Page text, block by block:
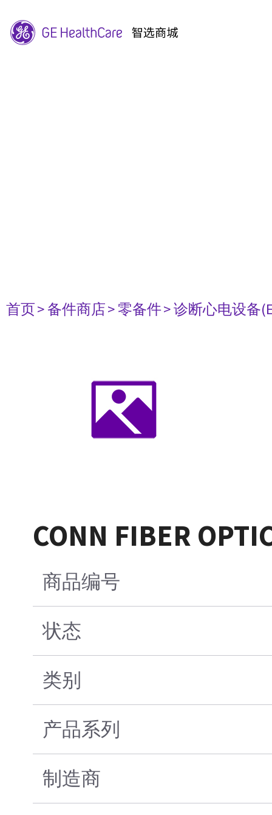
首页> 备件商店> 零备件> 诊断心电设备
CONN FIBER
商品编号
状态
类别
产品系列
制造商